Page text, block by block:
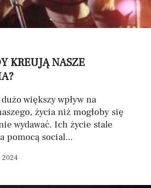
KREUJĄ NASZE
większy wpływ na
życia niż mogłoby się
wydawać. Ich życie stale
pomocą social...
2024